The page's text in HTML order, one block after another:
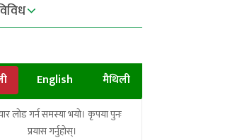
English मैथिली
लोड गर्न समस्या भयो। कृपया पुनः
प्रयास गर्नुहोस्।